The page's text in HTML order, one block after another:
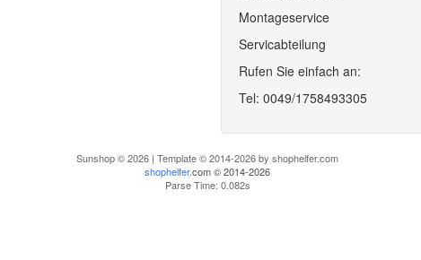
Montageservice
Servicabteilung
Rufen Sie einfach an:
Tel: 0049/1758493305
Sunshop © 2026 | Template © 2014-2026 by shophelfer.com
shophelfer.com © 2014-2026
Parse Time: 0.082s